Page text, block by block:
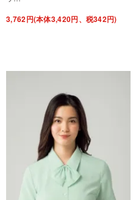
3,762円(本体3,420円、税342円)